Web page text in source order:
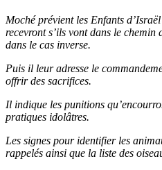
Moché prévient les Enfants
recevront s’ils vont dans le chemin
dans le cas inverse.
Puis il leur adresse le
offrir des sacrifices.
Il indique les punitions
pratiques idolâtres.
Les signes pour identifier les
rappelés ainsi que la liste des